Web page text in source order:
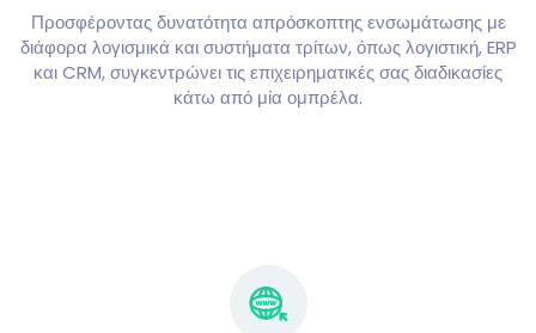
Προσφέροντας δυνατότητα απρόσκοπτης ενσωμάτωσης με
διάφορα λογισμικά και συστήματα τρίτων, όπως λογιστική, ERP
και CRM, συγκεντρώνει τις επιχειρηματικές σας διαδικασίες
κάτω από μία ομπρέλα.